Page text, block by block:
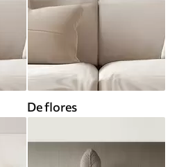
De flores